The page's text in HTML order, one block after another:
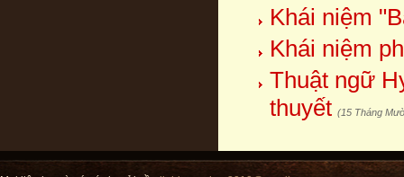
Khái niệm
Khái niệm
Thuật ngữ
thuyết (15 Tháng